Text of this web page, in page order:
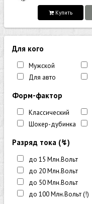
Купить
Для кого
Мужской
Для авто
Форм-фактор
Классический
Шокер-дубинка
Разряд тока (↯)
до 15 Млн.Вольт
до 20 Млн.Вольт
до 50 Млн.Вольт
до 100 Млн.Вольт (!)